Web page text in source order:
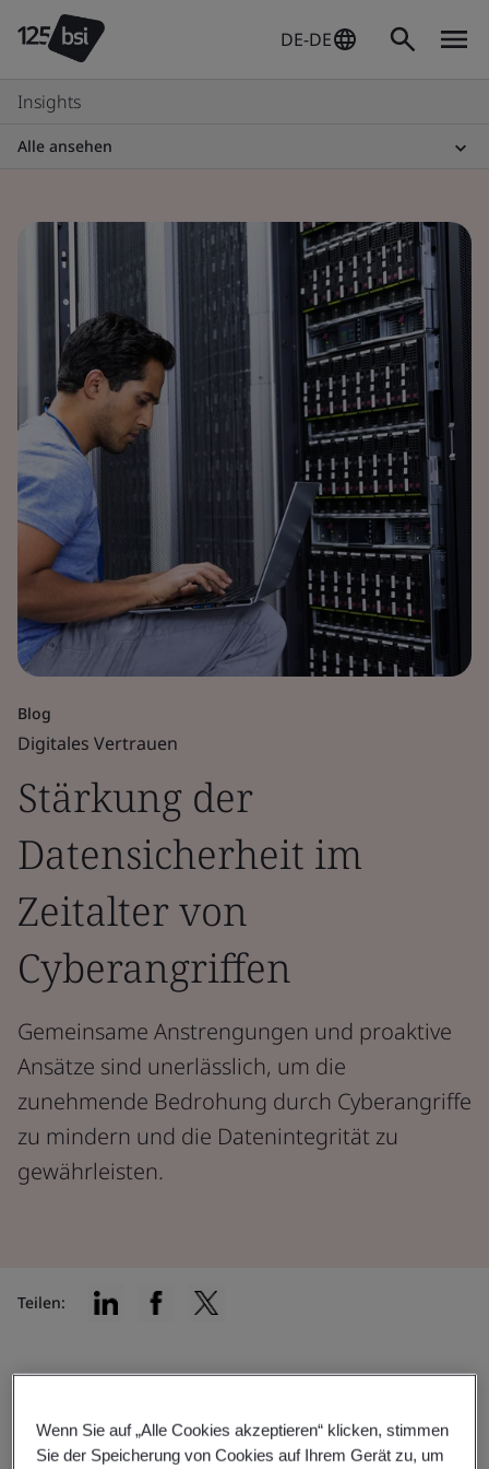
DE-DE
Insights
Alle ansehen
Blog
Digitales Vertrauen
Stärkung der
Datensicherheit im
Zeitalter von
Cyberangriffen
Gemeinsame Anstrengungen und proaktive
Ansätze sind unerlässlich, um die
zunehmende Bedrohung durch Cyberangriffe
zu mindern und die Datenintegrität zu
gewährleisten.
Ansehens vor Cyberangriffen
Teilen:
Wenn Sie auf „Alle Cookies akzeptieren“ klicken, stimmen
Sie der Speicherung von Cookies auf Ihrem Gerät zu, um